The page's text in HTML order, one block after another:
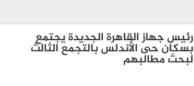
رئيس جهاز القاهرة الجديدة يجتمع
بسكان حى الأندلس بالتجمع الثالث
لبحث مطالبهم